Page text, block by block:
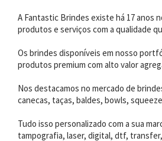
A Fantastic Brindes existe há 17 anos
produtos e serviços com a qualidade
Os brindes disponíveis em nosso
produtos premium com alto valor
Nos destacamos no mercado de
canecas, taças, baldes, bowls,
Tudo isso personalizado com a sua
tampografia, laser, digital, dtf,